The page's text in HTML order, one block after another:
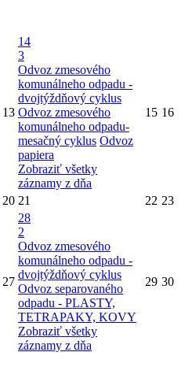
13
14
3
Odvoz zmesového
komunálneho odpadu -
dvojtýždňový cyklus
Odvoz zmesového
komunálneho odpadu-
mesačný cyklus Odvoz
papiera
Zobraziť všetky
záznamy z dňa
15 16
20 21 22 23
27
28
2
Odvoz zmesového
komunálneho odpadu -
dvojtýždňový cyklus
Odvoz separovaného
odpadu - PLASTY,
TETRAPAKY, KOVY
Zobraziť všetky
záznamy z dňa
29 30